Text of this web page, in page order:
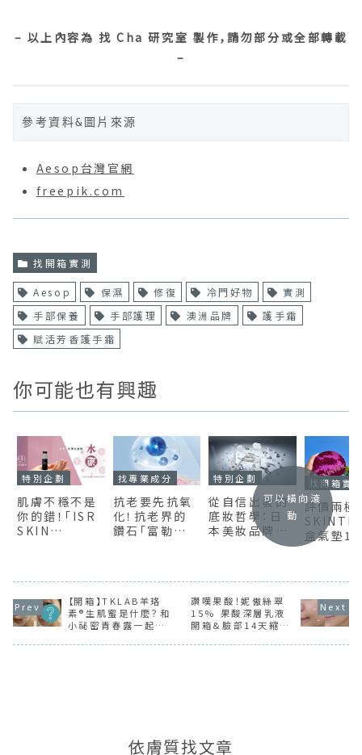
– 以上內容為 找 Cha 研究室 製作，請勿部分或全部轉載
–
參考資料&圖片來源
Aesop台灣官網
freepik.com
找開箱實測
Aesop 保濕 修復 冷門好物
實測
手部保養
手部護理 澳洲品牌
護手霜
賦活芳香護手霜
你可能也有興趣
特別企劃
肌膚不穩不是
你的錯！「ISR
SKIN
找專業成分
抗老要先抗氧
化！抗老界的
鑽石「富勒烯
薦
特別企劃
從自信出發的
底妝哲學：日
本美妝品牌
找開箱實
評價兩極
盒氣墊
實測：最
效果大公
可以橫向滾
動
【開箱】TKLAB羊珞
素®生肌蜜是什麼？和
小祕密青春露一起使
讚嘆果酸！妮傲絲翠
15% 果酸深層乳液
開箱&臉部14天縮毛
依膚質找文章